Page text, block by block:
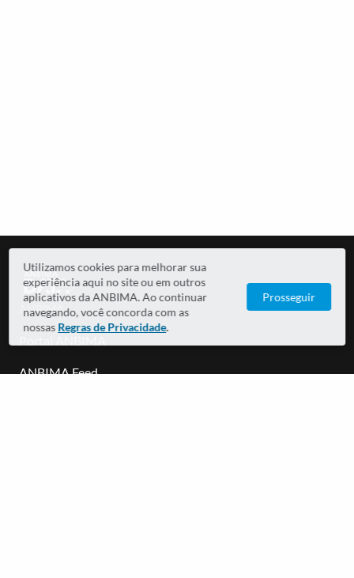
Utilizamos cookies para melhorar sua
experiência aqui no site ou em outros
aplicativos da ANBIMA. Ao continuar
navegando, você concorda com as
nossas Regras de Privacidade.
Prosseguir
ANBIMA
ANBIMA Feed